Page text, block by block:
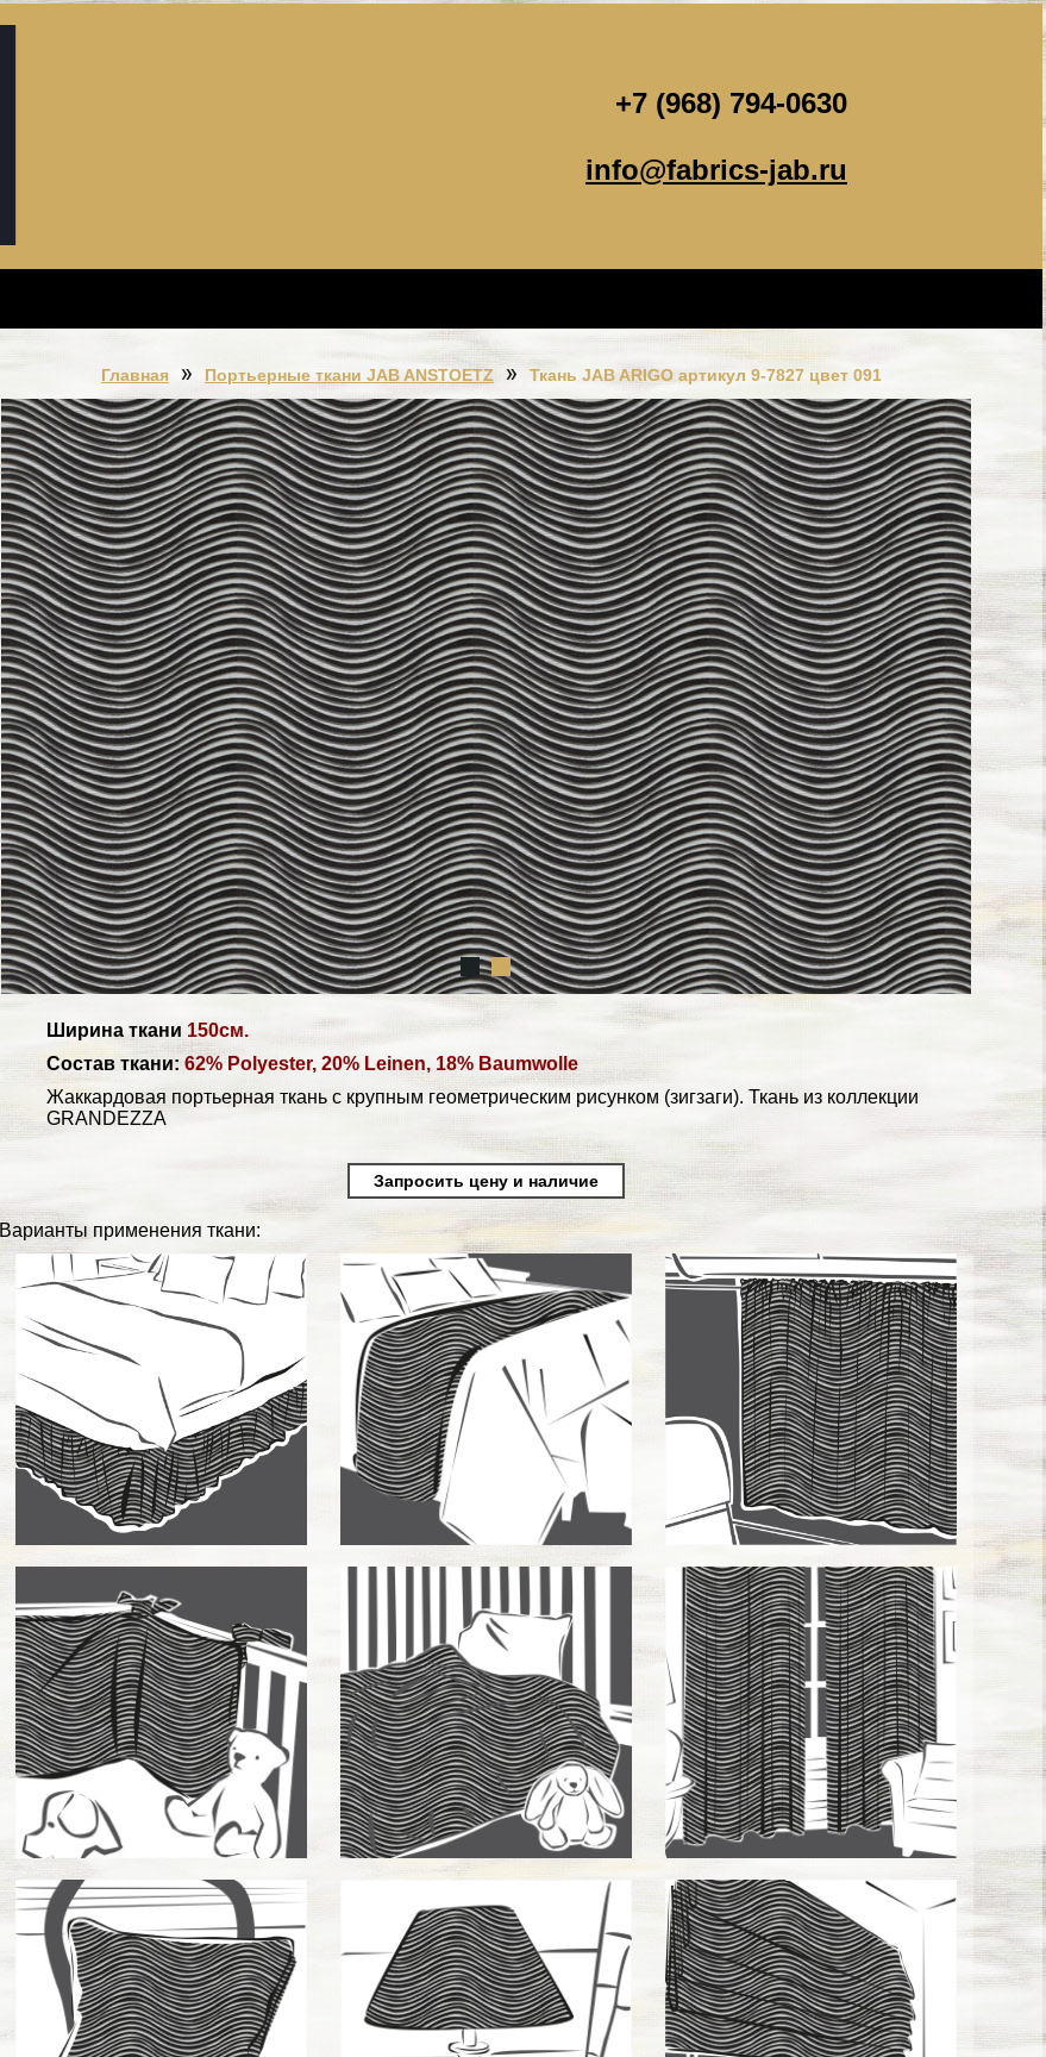
+7 (968) 794-0630
info@fabrics-jab.ru
Главная Портьерные ткани JAB ANSTOETZ Ткань JAB ARIGO артикул 9-7827 цвет 091
Ширина ткани 150см.
Состав ткани:62% Polyester, 20% Leinen, 18% Baumwolle
Жаккардовая портьерная ткань с крупным геометрическим рисунком (зигзаги). Ткань из коллекции
GRANDEZZA
Запросить цену и наличие
Варианты применения ткани: